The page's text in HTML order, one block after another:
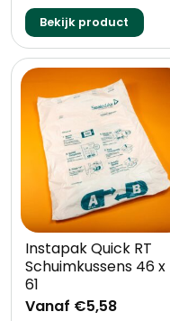
Bekijk product
Instapak Quick RT
Schuimkussens 46 x
61
Vanaf €5,58